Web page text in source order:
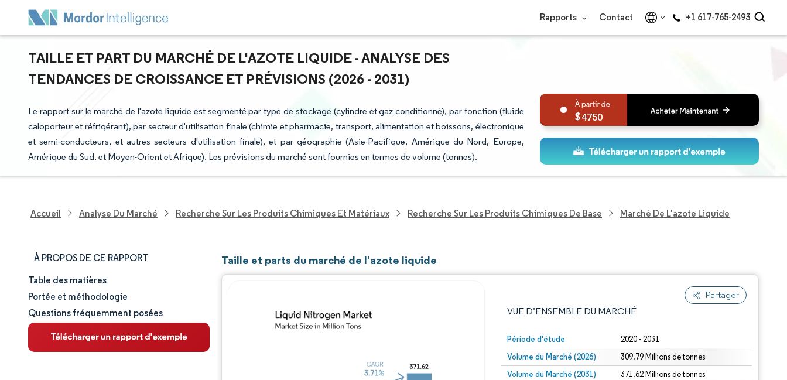
Rapports Contact +1 617-765-2493
TAILLE ET PART DU MARCHÉ DE L'AZOTE LIQUIDE - ANALYSE DES
TENDANCES DE CROISSANCE ET PRÉVISIONS (2026 - 2031)
Le rapport sur le marché de l'azote liquide est segmenté par type de stockage (cylindre et gaz conditionné), par fonction (fluide
caloporteur et réfrigérant), par secteur d'utilisation finale (chimie et pharmacie, transport, alimentation et boissons, électronique
et semi-conducteurs, et autres secteurs d'utilisation finale), et par géographie (Asie-Pacifique, Amérique du Nord, Europe,
Amérique du Sud, et Moyen-Orient et Afrique). Les prévisions du marché sont fournies en termes de volume (tonnes).
4750
Accueil Analyse Du Marché Recherche Sur Les Produits Chimiques Et Matériaux Recherche Sur Les Produits Chimiques De Base Marché De L'azote Liquide
À PROPOS DE CE RAPPORT
Taille et part de marché
Analyse du marché
Tendances et perspectives
Table des matières
Portée et méthodologie
Questions fréquemment posées
Taille et parts du marché de l'azote liquide
Partager
VUE D’ENSEMBLE DU MARCHÉ
Période d'étude 2020 - 2031
Volume du Marché (2026) 309.79 Millions de tonnes
Volume du Marché (2031) 371.62 Millions de tonnes